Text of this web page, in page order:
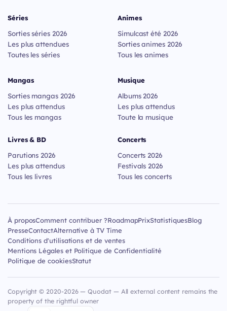
Séries
Sorties séries 2026
Les plus attendues
Toutes les séries
Animes
Simulcast été 2026
Sorties animes 2026
Tous les animes
Mangas
Sorties mangas 2026
Les plus attendus
Tous les mangas
Livres & BD
Parutions 2026
Les plus attendus
Tous les livres
Musique
Albums 2026
Les plus attendus
Toute la musique
Concerts
Concerts 2026
Festivals 2026
Tous les concerts
À proposComment contribuer ?RoadmapPrixStatistiquesBlog
PresseContactAlternative à TV Time
Conditions d'utilisations et de ventes
Mentions Légales et Politique de Confidentialité
Politique de cookiesStatut
Copyright © 2020-2026 — Quodat — All external content remains the
property of the rightful owner